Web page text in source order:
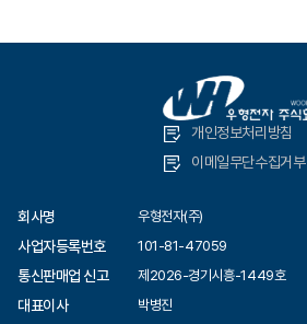
개인정보처리방침
이메일무단수집거부
회사명 우형전자(주)
사업자등록번호 101-81-47059
통신판매업 신고 제2026-경기시흥-1449호
대표이사 박병진